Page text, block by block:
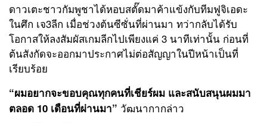
ดาวเตะชาวกัมพูชาได้หอบสตั๊ดมาค้าแข้งกับทีมฟูจิเอดะ
ในศึก เจ3ลีก เมื่อช่วงต้นซีซั่นที่ผ่านมา ทว่ากลับได้รับ
โอกาสให้ลงสัมผัสเกมลีกไปเพียงแค่ 3 นาทีเท่านั้น ก่อนที่
ต้นสังกัดจะออกมาประกาศไม่ต่อสัญญาในปีหน้าเป็นที่
เรียบร้อย
“ผมอยากจะขอบคุณทุกคนที่เชียร์ผม และสนับสนุนผมมา
ตลอด 10 เดือนที่ผ่านมา” วัฒนากากล่าว